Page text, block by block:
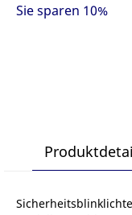
Sie sparen 10%